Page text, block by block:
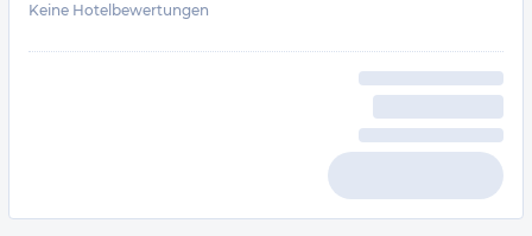
Keine Hotelbewertungen